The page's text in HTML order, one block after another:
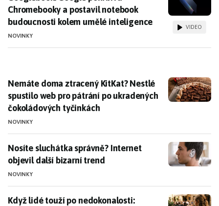
Chromebooky a postavil notebook
budoucnosti kolem umělé inteligence
NOVINKY
VIDEO
Nemáte doma ztracený KitKat? Nestlé spustilo web
Nemáte doma ztracený KitKat? Nestlé
spustilo web pro pátrání po ukradených
čokoládových tyčinkách
NOVINKY
Nosíte sluchátka správně? Internet objevil další
Nosíte sluchátka správně? Internet
objevil další bizarní trend
NOVINKY
Když lidé touží po nedokonalosti: Odkládají mobily a
Když lidé touží po nedokonalosti: